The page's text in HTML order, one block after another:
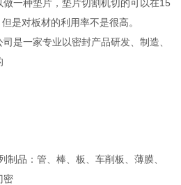
一种垫片，垫片切割机切的可以在15
是对板材的利用率不是很高。
是一家专业以密封产品研发、制造、
品：管、棒、板、车削板、薄膜、
密